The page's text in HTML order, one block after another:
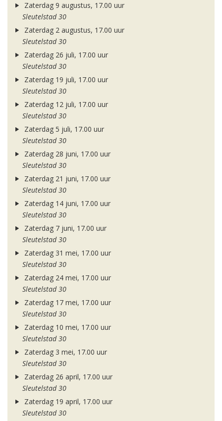
Zaterdag 9 augustus, 17.00 uur
Sleutelstad 30
Zaterdag 2 augustus, 17.00 uur
Sleutelstad 30
Zaterdag 26 juli, 17.00 uur
Sleutelstad 30
Zaterdag 19 juli, 17.00 uur
Sleutelstad 30
Zaterdag 12 juli, 17.00 uur
Sleutelstad 30
Zaterdag 5 juli, 17.00 uur
Sleutelstad 30
Zaterdag 28 juni, 17.00 uur
Sleutelstad 30
Zaterdag 21 juni, 17.00 uur
Sleutelstad 30
Zaterdag 14 juni, 17.00 uur
Sleutelstad 30
Zaterdag 7 juni, 17.00 uur
Sleutelstad 30
Zaterdag 31 mei, 17.00 uur
Sleutelstad 30
Zaterdag 24 mei, 17.00 uur
Sleutelstad 30
Zaterdag 17 mei, 17.00 uur
Sleutelstad 30
Zaterdag 10 mei, 17.00 uur
Sleutelstad 30
Zaterdag 3 mei, 17.00 uur
Sleutelstad 30
Zaterdag 26 april, 17.00 uur
Sleutelstad 30
Zaterdag 19 april, 17.00 uur
Sleutelstad 30